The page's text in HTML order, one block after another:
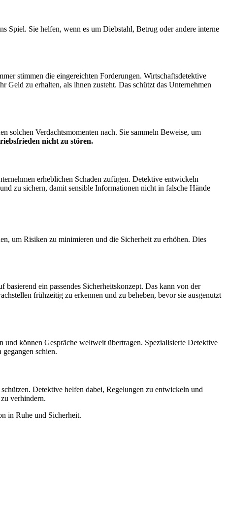
Spiel. Sie helfen, wenn es um Diebstahl, Betrug oder andere interne
stimmen die eingereichten Forderungen. Wirtschaftsdetektive
zu erhalten, als ihnen zusteht. Das schützt das Unternehmen
solchen Verdachtsmomenten nach. Sie sammeln Beweise, um
nicht zu stören.
erheblichen Schaden zufügen. Detektive entwickeln
zu sichern, damit sensible Informationen nicht in falsche Hände
um Risiken zu minimieren und die Sicherheit zu erhöhen. Dies
ein passendes Sicherheitskonzept. Das kann von der
frühzeitig zu erkennen und zu beheben, bevor sie ausgenutzt
können Gespräche weltweit übertragen. Spezialisierte Detektive
schien.
Detektive helfen dabei, Regelungen zu entwickeln und
verhindern.
in Ruhe und Sicherheit.